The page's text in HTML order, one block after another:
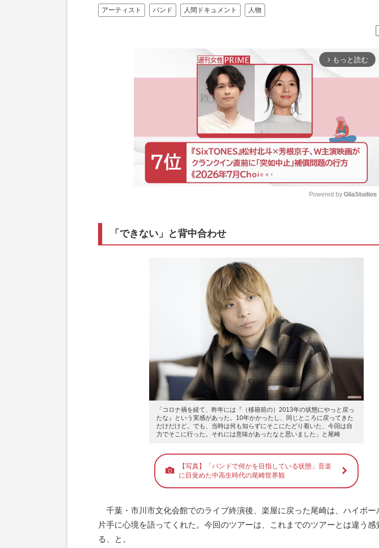
アーティスト バンド 人間ドキュメント 人物
arrow_forward_ios もっと読む
Powered by GliaStudios
「できない」と背中合わせ
「コロナ禍を経て、昨年には『（移籍前の）2013年の状態にやっと戻っ
たな』という実感があった。10年かかったし、同じところに戻ってきた
だけだけど。でも、当時は何も知らずにそこにたどり着いた、今回は自
力でそこに行った。それには意味があったなと思いました」と尾崎
【写真】「バンドで何かを目指している状態」音楽
に目覚めた中高生時代の尾崎世界観
千葉・市川市文化会館でのライブ終演後、楽屋に戻った尾崎は、ハイボー
片手に心境を語ってくれた。今回のツアーは、これまでのツアーとは違う感
る、と。